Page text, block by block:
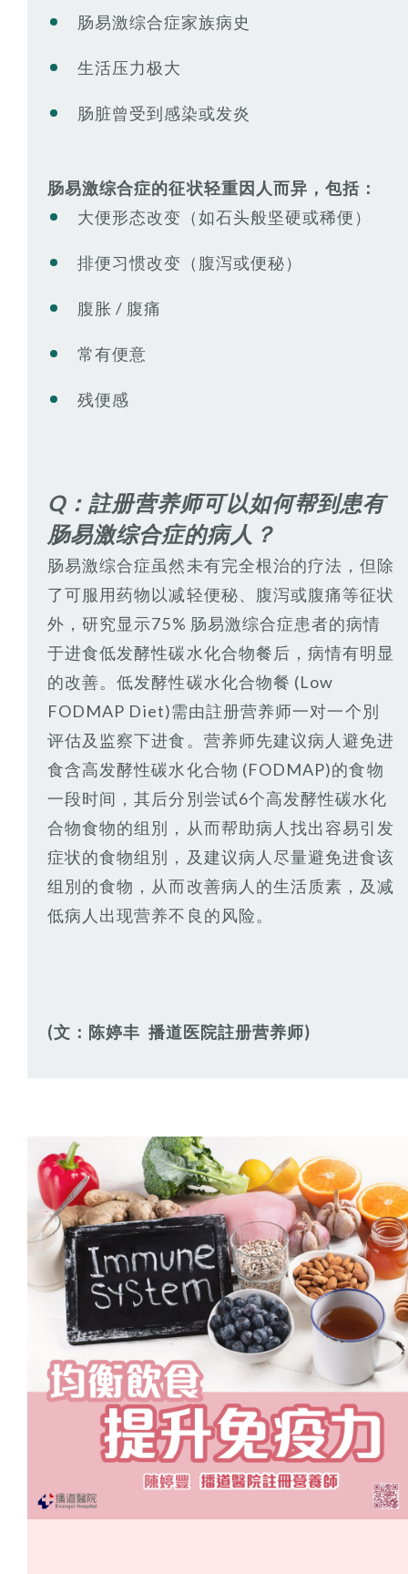
肠易激综合症家族病史
生活压力极大
肠脏曾受到感染或发炎
肠易激综合症的征状轻重因人而异，包括：
大便形态改变（如石头般坚硬或稀便）
排便习惯改变（腹泻或便秘）
腹胀 / 腹痛
常有便意
残便感
Q：註册营养师可以如何帮到患有
肠易激综合症的病人？
肠易激综合症虽然未有完全根治的疗法，但除
了可服用药物以减轻便秘、腹泻或腹痛等征状
外，研究显示75% 肠易激综合症患者的病情
于进食低发酵性碳水化合物餐后，病情有明显
的改善。低发酵性碳水化合物餐 (Low
FODMAP Diet)需由註册营养师一对一个別
评估及监察下进食。营养师先建议病人避免进
食含高发酵性碳水化合物 (FODMAP)的食物
一段时间，其后分別尝试6个高发酵性碳水化
合物食物的组別，从而帮助病人找出容易引发
症状的食物组別，及建议病人尽量避免进食该
组別的食物，从而改善病人的生活质素，及减
低病人出现营养不良的风险。
(文：陈婷丰 播道医院註册营养师)